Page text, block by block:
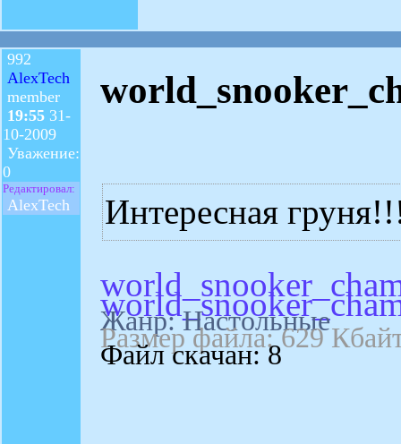
992
AlexTech
member
19:55 31-
10-2009
Уважение:
0
Редактировал:
AlexTech
Интересная
Жанр: Настольные
Размер файла: 629
Файл скачан: 8